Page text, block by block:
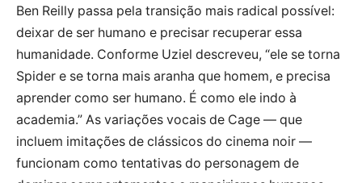
Ben Reilly passa pela transição mais radical possível:
deixar de ser humano e precisar recuperar essa
humanidade. Conforme Uziel descreveu, “ele se torna
Spider e se torna mais aranha que homem, e precisa
aprender como ser humano. É como ele indo à
academia.” As variações vocais de Cage — que
incluem imitações de clássicos do cinema noir —
funcionam como tentativas do personagem de